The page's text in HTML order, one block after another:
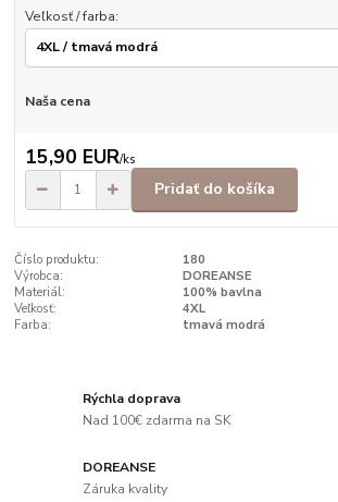
Veľkosť / farba:
Naša cena
15,90 EUR/ks
Pridať do košíka
Číslo produktu:
180
Výrobca:
DOREANSE
Materiál:
100% bavlna
Veľkosť:
4XL
Farba:
tmavá modrá
Rýchla doprava
Nad 100€ zdarma na SK
DOREANSE
Záruka kvality